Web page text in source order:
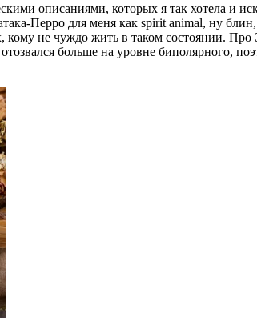
описаниями, которых я так хотела и
Перро для меня как spirit animal, ну
не чуждо жить в таком состоянии. Про
больше на уровне биполярного,